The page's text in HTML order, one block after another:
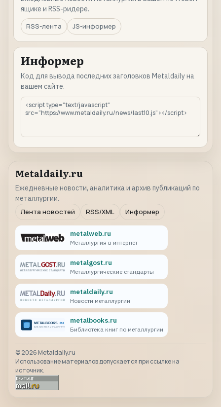
ящике и RSS-ридере.
RSS-лента
JS-информер
Информер
Код для вывода последних заголовков Metaldaily на
вашем сайте.
Metaldaily.ru
Ежедневные новости, аналитика и архив публикаций по
металлургии.
Лента новостей
RSS/XML Информер
metalweb.ru
Металлургия в интернет
metalgost.ru
Металлургические стандарты
metaldaily.ru
Новости металлургии
metalbooks.ru
Библиотека книг по металлургии
©2026 Metaldaily.ru
Использование материалов допускается при ссылке на
источник.